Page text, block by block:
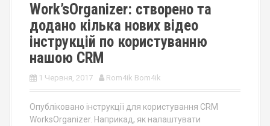
Work’sOrganizer: створено та
додано кілька нових відео
інструкцій по користуванню
нашою CRM
1 Червня, 2017 Rom4ik Bom4ik
Опубліковано інструкції для користування CRM
WorksOrganizer. Наприкад, як налаштувати